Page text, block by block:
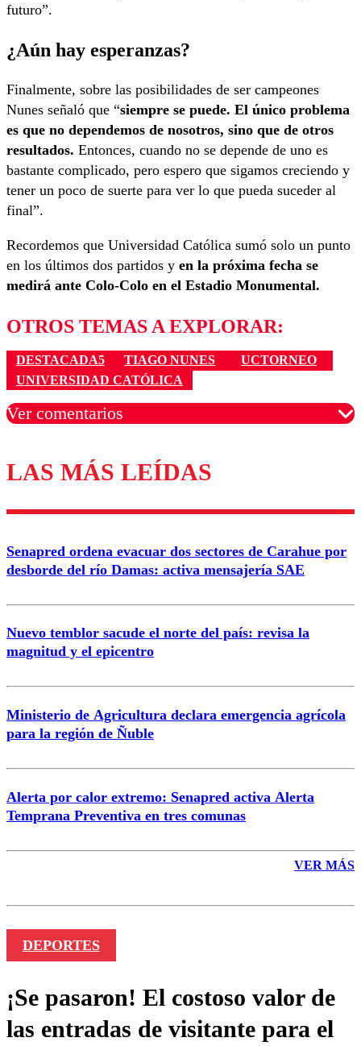
futuro”.
¿Aún hay esperanzas?
Finalmente, sobre las posibilidades de ser campeones
Nunes señaló que “siempre se puede. El único problema
es que no dependemos de nosotros, sino que de otros
resultados. Entonces, cuando no se depende de uno es
bastante complicado, pero espero que sigamos creciendo y
tener un poco de suerte para ver lo que pueda suceder al
final”.
Recordemos que Universidad Católica sumó solo un punto
en los últimos dos partidos y en la próxima fecha se
medirá ante Colo-Colo en el Estadio Monumental.
OTROS TEMAS A EXPLORAR:
DESTACADA5 TIAGO NUNES
UCTORNEO
UNIVERSIDAD CATÓLICA
Ver comentarios
Los comentarios son moderados para garantizar un
diálogo respetuoso.
Correo
LAS MÁS LEÍDAS
Senapred ordena evacuar dos sectores de Carahue por
desborde del río Damas: activa mensajería SAE
Nuevo temblor sacude el norte del país: revisa la
magnitud y el epicentro
Ministerio de Agricultura declara emergencia agrícola
para la región de Ñuble
Alerta por calor extremo: Senapred activa Alerta
Temprana Preventiva en tres comunas
VER MÁS
DEPORTES
¡Se pasaron! El costoso valor de
las entradas de visitante para el